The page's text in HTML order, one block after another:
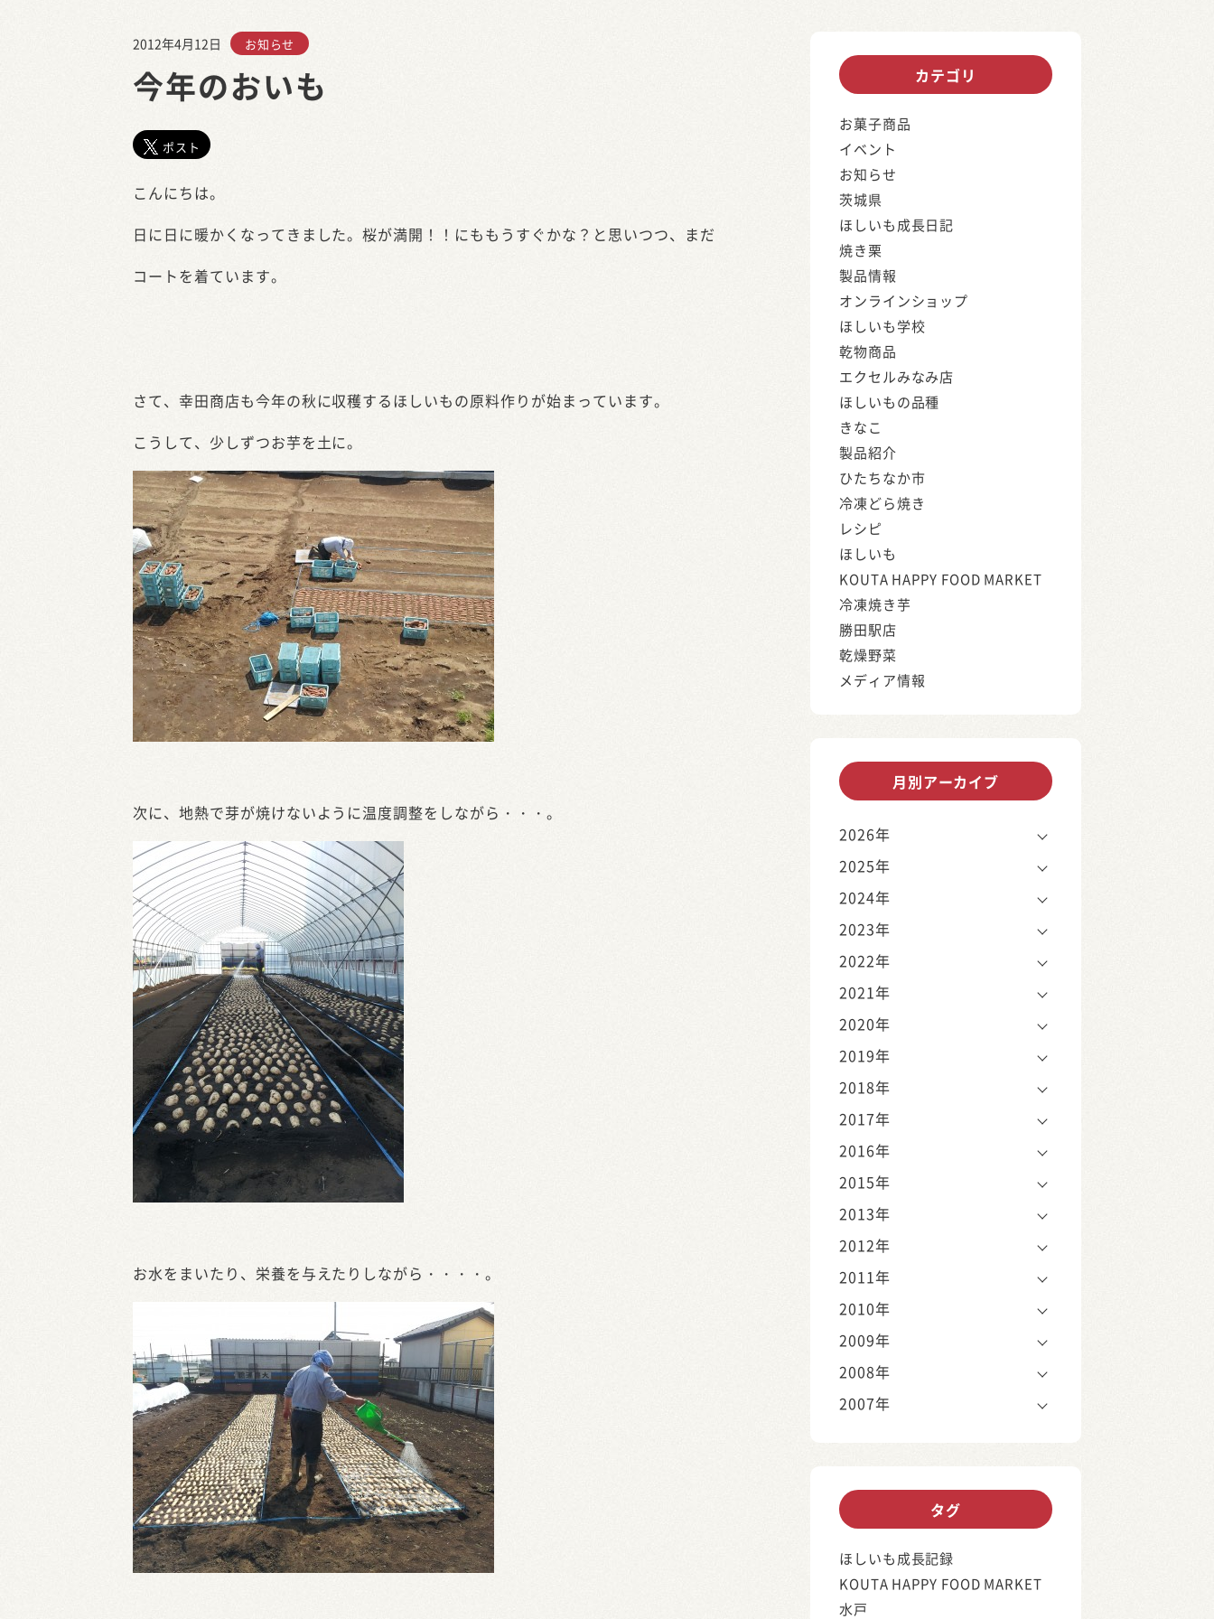
2012年4月12日 お知らせ
今年のおいも
ポスト
こんにちは。
日に日に暖かくなってきました。桜が満開！！にももうすぐかな？と思いつつ、まだ
コートを着ています。
さて、幸田商店も今年の秋に収穫するほしいもの原料作りが始まっています。
こうして、少しずつお芋を土に。
次に、地熱で芽が焼けないように温度調整をしながら・・・。
お水をまいたり、栄養を与えたりしながら・・・・。
カテゴリ
お菓子商品
イベント
お知らせ
茨城県
ほしいも成長日記
焼き栗
製品情報
オンラインショップ
ほしいも学校
乾物商品
エクセルみなみ店
ほしいもの品種
きなこ
製品紹介
ひたちなか市
冷凍どら焼き
レシピ
ほしいも
KOUTA HAPPY FOOD MARKET
冷凍焼き芋
勝田駅店
乾燥野菜
メディア情報
月別アーカイブ
2026年
2025年
2024年
2023年
2022年
2021年
2020年
2019年
2018年
2017年
2016年
2015年
2013年
2012年
2011年
2010年
2009年
2008年
2007年
タグ
ほしいも成長記録
KOUTA HAPPY FOOD MARKET
水戸